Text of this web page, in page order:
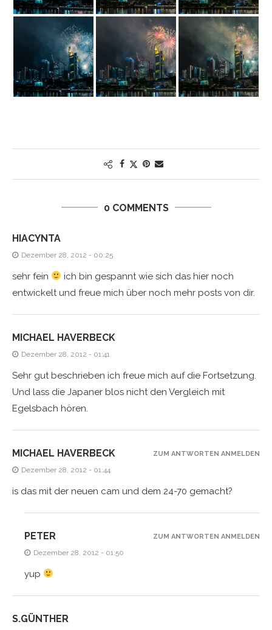
0 COMMENTS
HIACYNTA
Dezember 28, 2012 - 00:25
sehr fein
ich bin gespannt wie sich das hier noch
entwickelt und freue mich über noch mehr posts von dir.
MICHAEL HAVERBECK
Dezember 28, 2012 - 01:41
Sehr gut beschrieben ich freue mich auf die Fortsetzung.
Und lass die Japaner blos nicht den Vergleich mit
Egelsbach hören.
MICHAEL HAVERBECK
Dezember 28, 2012 - 01:44
is das mit der neuen cam und dem 24-70 gemacht?
ZUM ANTWORTEN ANMELDEN
PETER
Dezember 28, 2012 - 01:50
yup
ZUM ANTWORTEN ANMELDEN
S.GÜNTHER